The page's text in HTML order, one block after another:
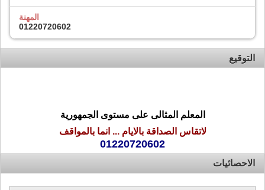
المهنة
01220720602
التوقيع
المعلم المثالى على مستوى الجمهورية
لاتقاس الصداقة بالايام ... انما بالمواقف
01220720602
الاحصائيات